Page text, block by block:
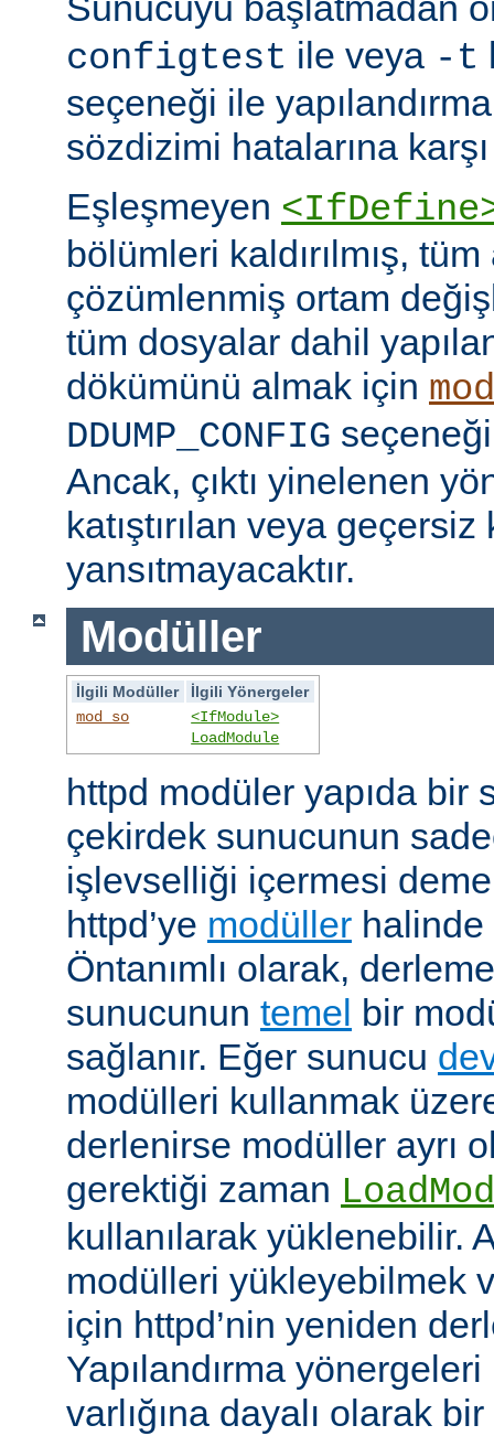
configtest ile veya -t
seçeneği ile yapılandırma
sözdizimi hatalarına
Eşleşmeyen
bölümleri kaldırılmış,
çözümlenmiş ortam
tüm dosyalar dahil
dökümünü almak için
DDUMP_CONFIG
Ancak, çıktı yinelenen
katıştırılan veya geçersiz
yansıtmayacaktır.
Modüller
İlgili Modüller
İlgili Yönergeler
mod_so
<IfModule>
LoadModule
httpd modüler yapıda bir
çekirdek sunucunun
işlevselliği içermesi
httpd’ye modüller
Öntanımlı olarak,
sunucunun temel
bir
sağlanır. Eğer sunucu
modülleri kullanmak
derlenirse modüller ayrı
gerektiği zaman
kullanılarak yüklenebilir.
modülleri yükleyebilmek
için httpd’nin yeniden
Yapılandırma
varlığına dayalı olarak bir